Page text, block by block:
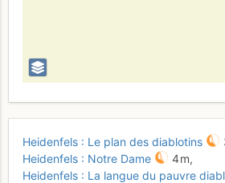
Heidenfels : Le plan des diablotins
Heidenfels : Notre Dame
4 m,
Heidenfels : La langue du pauvre